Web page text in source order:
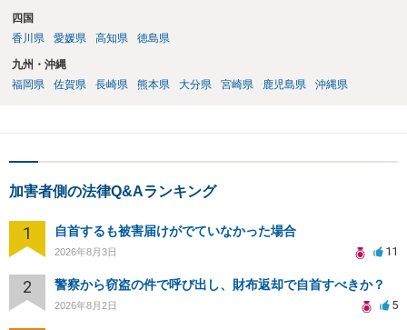
四国
香川県
愛媛県 高知県 徳島県
九州・沖縄
福岡県
佐賀県 長崎県 熊本県 大分県 宮崎県 鹿児島県 沖縄県
加害者側の法律Q&Aランキング
1 自首するも被害届けがでていなかった場合
2026年8月3日 11
2 警察から窃盗の件で呼び出し、財布返却で自首すべきか？
2026年8月2日 5